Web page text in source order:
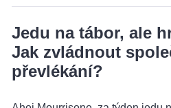
Jedu na tábor, ale
Jak zvládnout
převlékání?